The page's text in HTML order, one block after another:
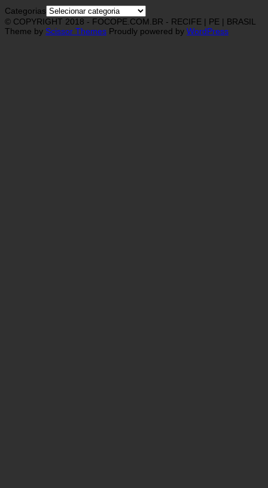
Categorias
© COPYRIGHT 2018 - FOCOPE.COM.BR - RECIFE | PE | BRASIL
Theme by Scissor Themes Proudly powered by WordPress